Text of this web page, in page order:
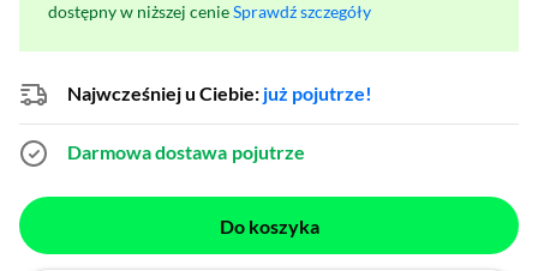
dostępny w niższej cenieSprawdź szczegóły
Najwcześniej u Ciebie: już pojutrze!
Darmowa dostawa pojutrze
Do koszyka